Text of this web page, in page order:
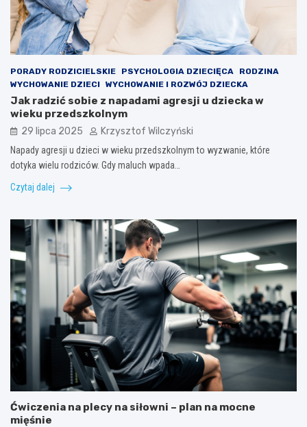
PORADY RODZICIELSKIE PSYCHOLOGIA DZIECIĘCA
RODZINA
WYCHOWANIE DZIECI
WYCHOWANIE I ROZWÓJ DZIECKA
Jak radzić sobie z napadami agresji u dziecka w
wieku przedszkolnym
29 lipca 2025 Krzysztof Wilczyński
Napady agresji u dzieci w wieku przedszkolnym to wyzwanie, które
dotyka wielu rodziców. Gdy maluch wpada…
Czytaj dalej
Ćwiczenia na plecy na siłowni – plan na mocne
mięśnie